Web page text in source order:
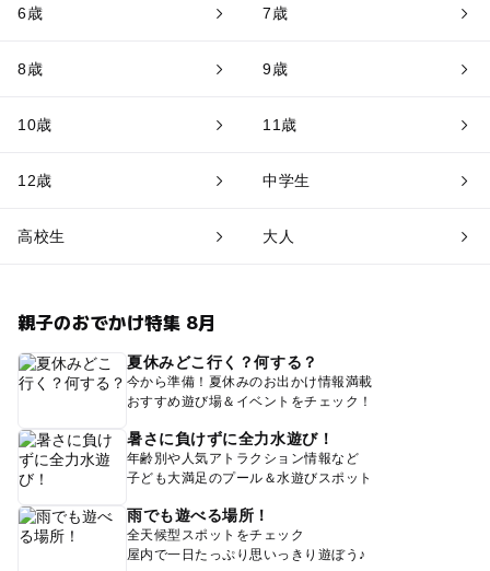
6歳 7歳
8歳 9歳
10歳 11歳
12歳 中学生
高校生 大人
親子のおでかけ特集 8月
夏休みどこ行く？何する？
今から準備！夏休みのお出かけ情報満載
おすすめ遊び場＆イベントをチェック！
暑さに負けずに全力水遊び！
年齢別や人気アトラクション情報など
子ども大満足のプール＆水遊びスポット
雨でも遊べる場所！
全天候型スポットをチェック
屋内で一日たっぷり思いっきり遊ぼう♪